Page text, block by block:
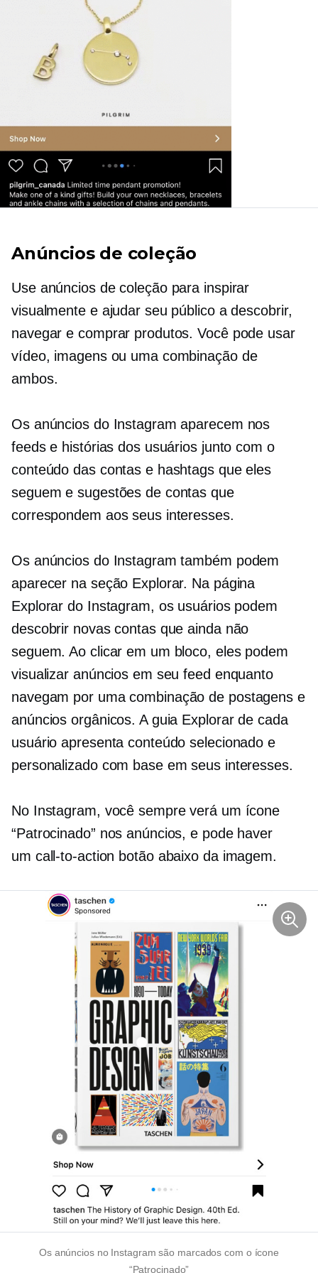
Anúncios de coleção
Use anúncios de coleção para inspirar
visualmente e ajudar seu público a descobrir,
navegar e comprar produtos. Você pode usar
vídeo, imagens ou uma combinação de
ambos.
Os anúncios do Instagram aparecem nos
feeds e histórias dos usuários junto com o
conteúdo das contas e hashtags que eles
seguem e sugestões de contas que
correspondem aos seus interesses.
Os anúncios do Instagram também podem
aparecer na seção Explorar. Na página
Explorar do Instagram, os usuários podem
descobrir novas contas que ainda não
seguem. Ao clicar em um bloco, eles podem
visualizar anúncios em seu feed enquanto
navegam por uma combinação de postagens e
anúncios orgânicos. A guia Explorar de cada
usuário apresenta conteúdo selecionado e
personalizado com base em seus interesses.
No Instagram, você sempre verá um ícone
“Patrocinado” nos anúncios, e pode haver
um call-to-action botão abaixo da imagem.
Os anúncios no Instagram são marcados com o ícone
“Patrocinado”